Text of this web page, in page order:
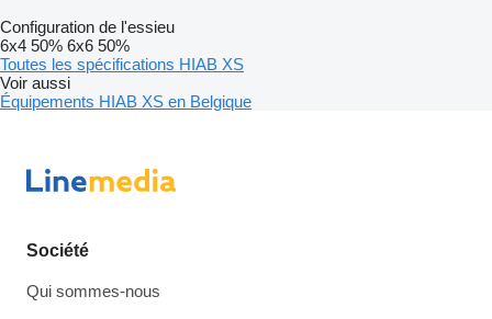
Configuration de l'essieu
6x4 50% 6x6 50%
Toutes les spécifications HIAB XS
Voir aussi
Équipements HIAB XS en Belgique
Société
Qui sommes-nous